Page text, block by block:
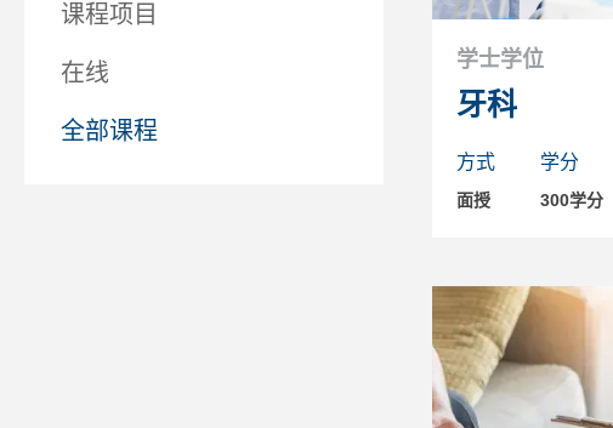
课程项目
在线
全部课程
学士学位
牙科
方式
面授
学分
300学分